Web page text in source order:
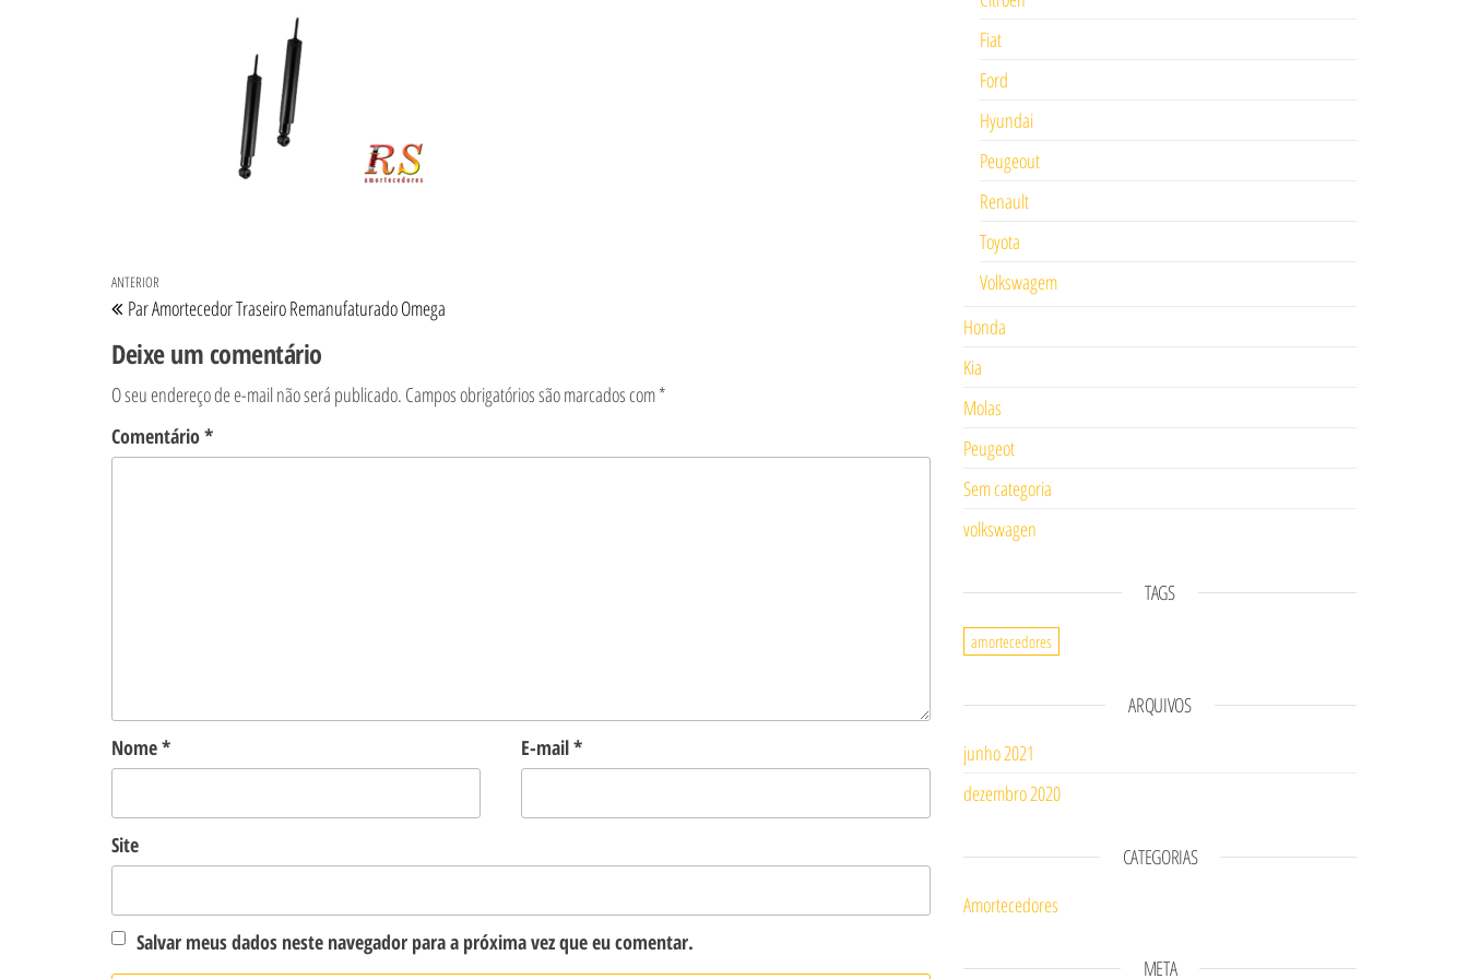
Navegação de Post
Post anterior
ANTERIOR
Par Amortecedor Traseiro Remanufaturado Omega
Deixe um comentário
O seu endereço de e-mail não será publicado. Campos obrigatórios são marcados com*
Comentário*
Nome* E-mail*
Site
Salvar meus dados neste navegador para a próxima vez que eu comentar.
Fiat
Ford
Hyundai
Peugeout
Renault
Toyota
Volkswagem
Honda
Kia
Molas
Peugeot
Sem categoria
volkswagen
TAGS
amortecedores
ARQUIVOS
junho 2021
dezembro 2020
CATEGORIAS
Amortecedores
META